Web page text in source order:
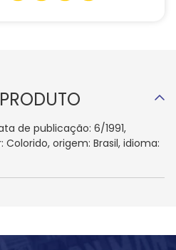
de publicação: 6/1991,
Colorido, origem: Brasil, idioma: